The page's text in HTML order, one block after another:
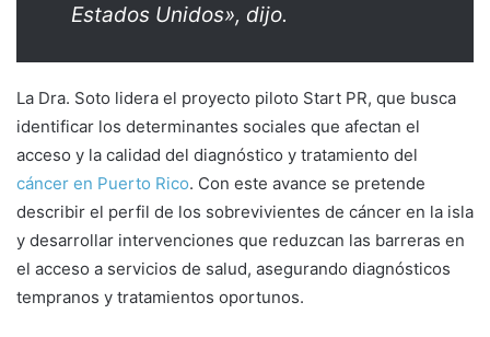
Estados Unidos», dijo.
La Dra. Soto lidera el proyecto piloto Start PR, que busca
identificar los determinantes sociales que afectan el
acceso y la calidad del diagnóstico y tratamiento del
cáncer en Puerto Rico. Con este avance se pretende
describir el perfil de los sobrevivientes de cáncer en la isla
y desarrollar intervenciones que reduzcan las barreras en
el acceso a servicios de salud, asegurando diagnósticos
tempranos y tratamientos oportunos.